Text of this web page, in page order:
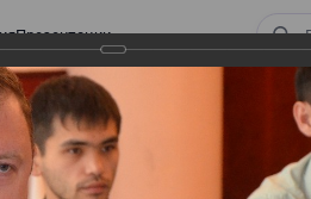
Презентации